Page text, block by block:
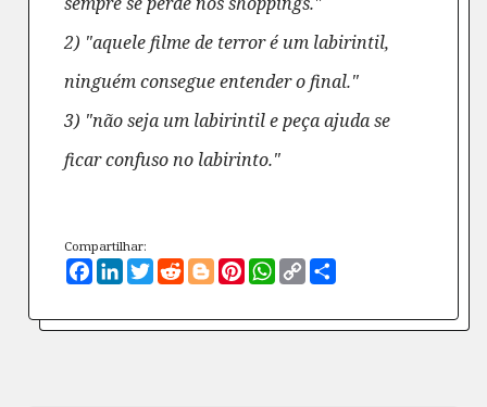
2) "aquele filme de terror é um labirintil,
ninguém consegue entender o final."
3) "não seja um labirintil e peça ajuda se
ficar confuso no labirinto."
Compartilhar:
Facebook
LinkedIn
TwitterRedditBloggerPinterest
WhatsApp
Copy
Link